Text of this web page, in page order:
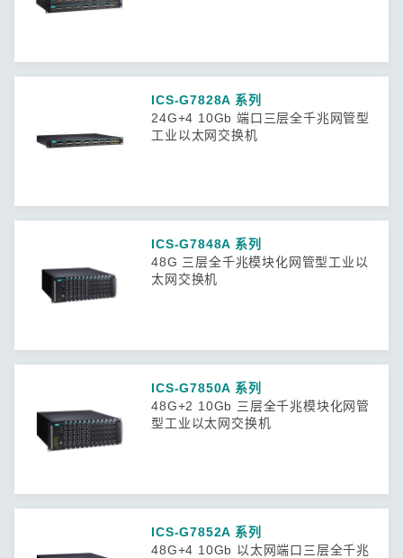
ICS-G7828A 系列
24G+4 10Gb 端口三层全千兆网管型
工业以太网交换机
ICS-G7848A 系列
48G 三层全千兆模块化网管型工业以
太网交换机
ICS-G7850A 系列
48G+2 10Gb 三层全千兆模块化网管
型工业以太网交换机
ICS-G7852A 系列
48G+4 10Gb 以太网端口三层全千兆